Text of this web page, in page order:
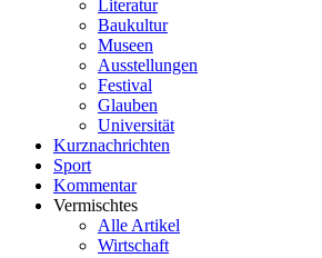
Literatur
Baukultur
Museen
Ausstellungen
Festival
Glauben
Universität
Kurznachrichten
Sport
Kommentar
Vermischtes
Alle Artikel
Wirtschaft